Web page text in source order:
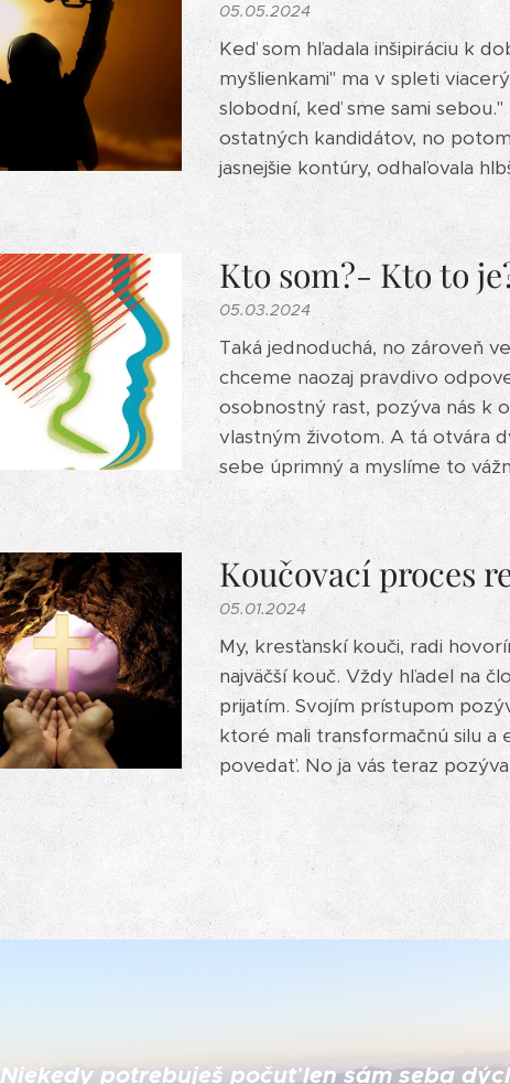
05.05.2024
Keď som hľadala inšipiráciu k
myšlienkami" ma v spleti
slobodní, keď sme sami
ostatných kandidátov, no
jasnejšie kontúry, odhaľovala
Kto som?- Kto to
05.03.2024
Taká jednoduchá, no zároveň
chceme naozaj pravdivo
osobnostný rast, pozýva nás k
vlastným životom. A tá otvára
sebe úprimný a myslíme to
Koučovací proces
05.01.2024
My, kresťanskí kouči, radi
najväčší kouč. Vždy hľadel na
prijatím. Svojím prístupom
ktoré mali transformačnú silu a
povedať. No ja vás teraz
Niekedy potrebuješ počuť len sám seba